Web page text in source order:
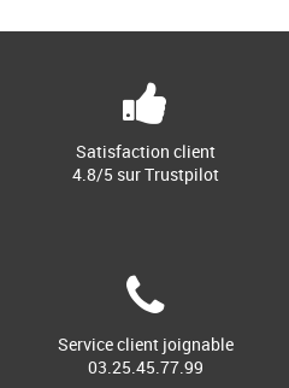
Satisfaction client
4.8/5 sur Trustpilot
Service client joignable
03.25.45.77.99